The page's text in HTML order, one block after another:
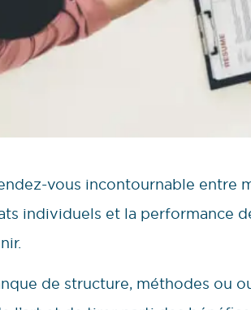
vous incontournable entre
individuels et la performance
de structure, méthodes ou